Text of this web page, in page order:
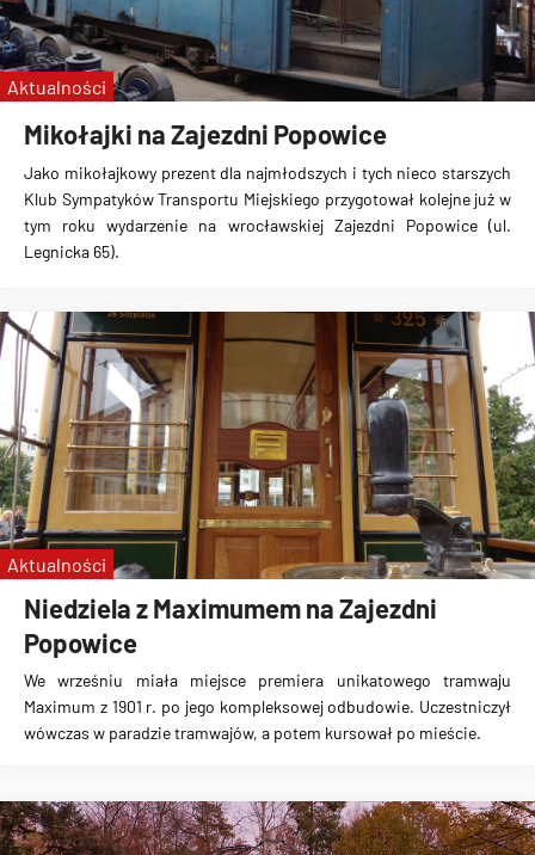
nowe tramwaje
Mikołajki na Zajezdni Popowice
Jako mikołajkowy prezent dla najmłodszych i tych nieco starszych
Klub Sympatyków Transportu Miejskiego przygotował kolejne już w
tym roku wydarzenie na wrocławskiej Zajezdni Popowice (ul.
Legnicka 65).
Aktualności
Niedziela z Maximumem na Zajezdni
Popowice
We wrześniu miała miejsce premiera unikatowego tramwaju
Maximum z 1901 r. po jego kompleksowej odbudowie. Uczestniczył
wówczas w paradzie tramwajów, a potem kursował po mieście.
Aktualności